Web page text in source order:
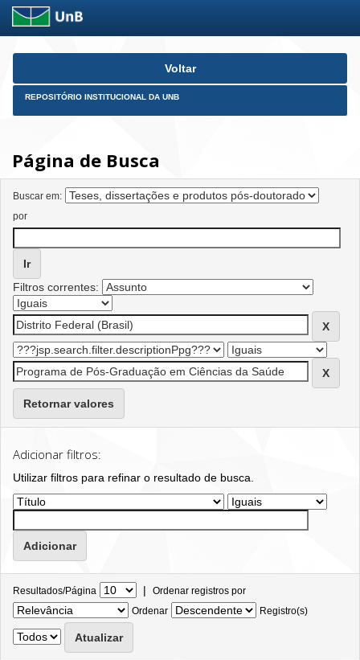
Skip
Voltar
REPOSITÓRIO INSTITUCIONAL DA UNB
Página de Busca
Buscar em:
por
Filtros correntes:
Retornar valores
Adicionar filtros:
Utilizar filtros para refinar o resultado de busca.
Resultados/Página | Ordenar registros por
Ordenar
Registro(s)